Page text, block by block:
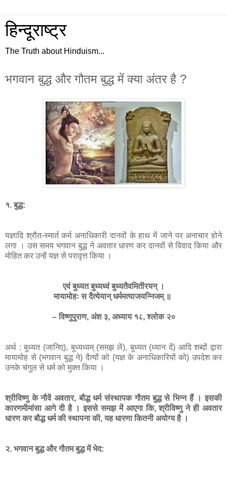
हिन्दूराष्ट्र
The Truth about Hinduism...
भगवान बुद्ध और गौतम बुद्ध में क्या अंतर है ?
१. बुद्ध:
यज्ञादि श्रौत-स्मार्त कर्म अनाधिकारी दानवों के हाथ में जाने पर अनाचार होने
लगा । उस समय भगवान बुद्ध ने अवतार धारण कर दानवों से विवाद किया और
मोहित कर उन्हें यज्ञ से परावृत्त किया ।
एवं बुध्यत बुध्यध्वं बुध्यतैवमितीरयन् ।
मायामोहः स दैत्येयान् धर्ममत्याजयन्निजम् ॥
– विष्णुपुराण, अंश ३, अध्याय १८, श्‍लोक २०
अर्थ : बुध्यत (जानिए), बुध्यध्वम् (समझ लें), बुध्यत (ध्यान दें) आदि शब्दों द्वारा
मायामोह से (भगवान बुद्ध ने) दैत्यों को (यज्ञ के अनाधिकारियों को) उपदेश कर
उनके चंगुल से धर्म को मुक्त किया ।
श्रीविष्णु के नौवें अवतार, बौद्ध धर्म संस्थापक गौतम बुद्ध से भिन्न हैं । इसकी
कारणमीमांसा आगे दी है । इससे समझ में आएगा कि, श्रीविष्णु ने ही अवतार
धारण कर बौद्ध धर्म की स्थापना की, यह धारणा कितनी अयोग्य है ।
२. भगवान बुद्ध और गौतम बुद्ध में भेद: